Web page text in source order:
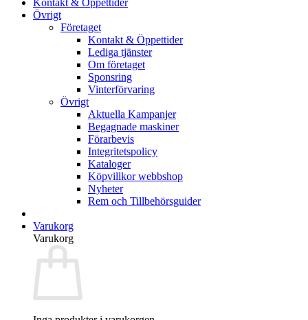
Övrigt
Företaget
Kontakt & Öppettider
Lediga tjänster
Om företaget
Sponsring
Vinterförvaring
Övrigt
Aktuella Kampanjer
Begagnade maskiner
Förarbevis
Integritetspolicy
Kataloger
Köpvillkor webbshop
Nyheter
Rem och Tillbehörsguider
Varukorg
Varukorg